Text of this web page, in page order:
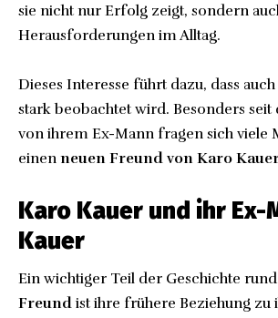
sie nicht nur Erfolg zeigt, sondern
Herausforderungen im Alltag.
Dieses Interesse führt dazu, dass
stark beobachtet wird. Besonders
von ihrem Ex-Mann fragen sich viele
einen neuen Freund von Karo
Karo Kauer und ihr Ex-
Kauer
Ein wichtiger Teil der Geschichte
Freund ist ihre frühere Beziehung zu